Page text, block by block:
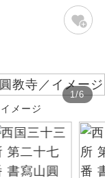
1/6
メージ
です。
るコースです。
ースです。